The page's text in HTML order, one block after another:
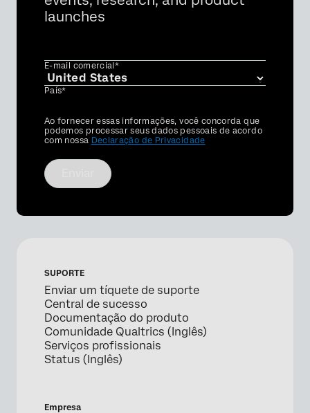
launches
E-mail comercial*
País*
Privacy
Optin
Ao fornecer essas informações, você concorda que
podemos processar seus dados pessoais de acordo
com nossa Declaração de Privacidade
SUPORTE
Enviar um tíquete de suporte
Central de sucesso
Documentação do produto
Comunidade Qualtrics (Inglês)
Serviços profissionais
Status (Inglês)
Empresa